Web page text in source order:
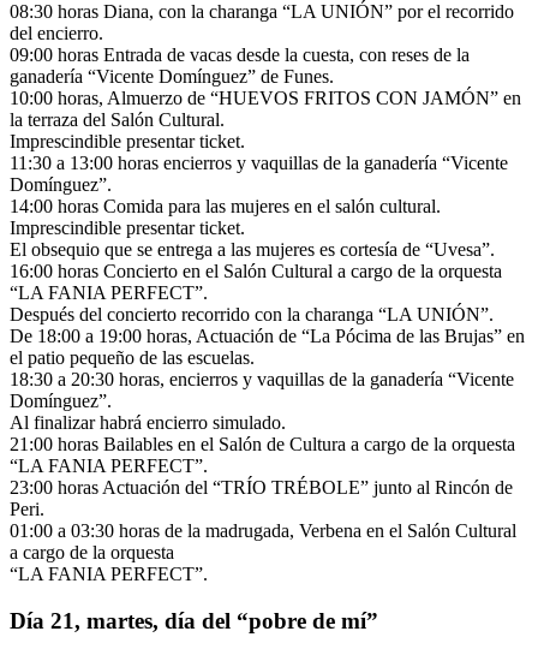
08:30 horas Diana, con la charanga “LA UNIÓN” por el recorrido
del encierro.
09:00 horas Entrada de vacas desde la cuesta, con reses de la
ganadería “Vicente Domínguez” de Funes.
10:00 horas, Almuerzo de “HUEVOS FRITOS CON JAMÓN” en
la terraza del Salón Cultural.
Imprescindible presentar ticket.
11:30 a 13:00 horas encierros y vaquillas de la ganadería “Vicente
Domínguez”.
14:00 horas Comida para las mujeres en el salón cultural.
Imprescindible presentar ticket.
El obsequio que se entrega a las mujeres es cortesía de “Uvesa”.
16:00 horas Concierto en el Salón Cultural a cargo de la orquesta
“LA FANIA PERFECT”.
Después del concierto recorrido con la charanga “LA UNIÓN”.
De 18:00 a 19:00 horas, Actuación de “La Pócima de las Brujas” en
el patio pequeño de las escuelas.
18:30 a 20:30 horas, encierros y vaquillas de la ganadería “Vicente
Domínguez”.
Al finalizar habrá encierro simulado.
21:00 horas Bailables en el Salón de Cultura a cargo de la orquesta
“LA FANIA PERFECT”.
23:00 horas Actuación del “TRÍO TRÉBOLE” junto al Rincón de
Peri.
01:00 a 03:30 horas de la madrugada, Verbena en el Salón Cultural
a cargo de la orquesta
“LA FANIA PERFECT”.
Día 21, martes, día del “pobre de mí”